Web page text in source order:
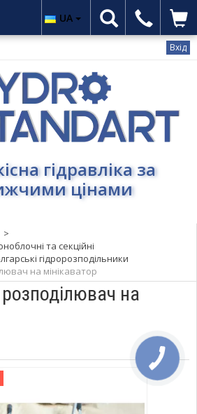
Вхід
гідравліка за
цінами
UA
>
та секційні
гідророзподільники
на мінікаватор
розподілювач на